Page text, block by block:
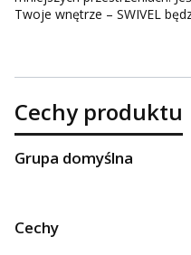
Twoje wnętrze – SWIVEL
Cechy produktu
Grupa domyślna
Cechy